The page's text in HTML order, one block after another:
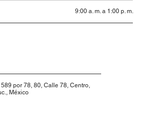
9:00 a. m. a 1:00 p. m.
por 78, 80, Calle 78, Centro,
México